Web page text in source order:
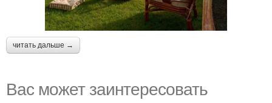
читать дальше →
Вас может заинтересовать